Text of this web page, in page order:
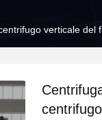
verticale del